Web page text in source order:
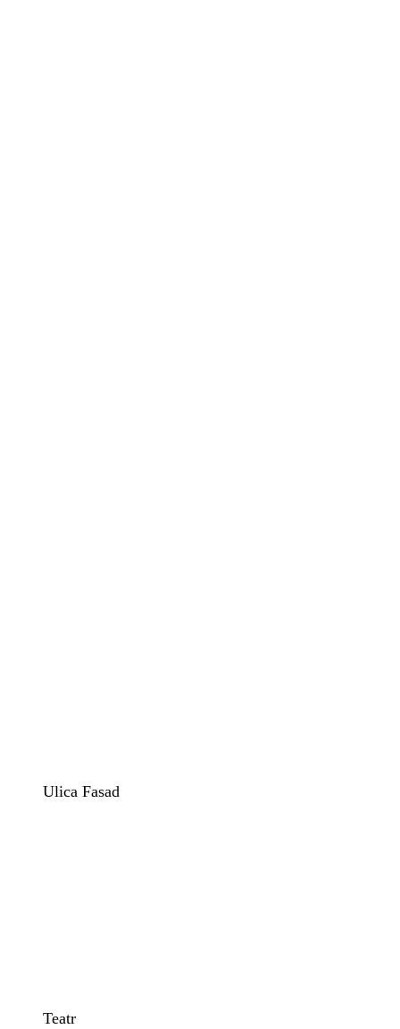
Ulica Fasad
Teatr